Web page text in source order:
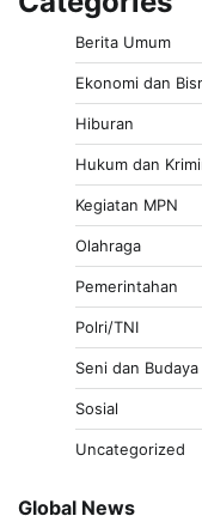
Berita Umum
Ekonomi dan
Hiburan
Hukum dan
Kegiatan MPN
Olahraga
Pemerintahan
Polri/TNI
Seni dan Budaya
Sosial
Uncategorized
Global News